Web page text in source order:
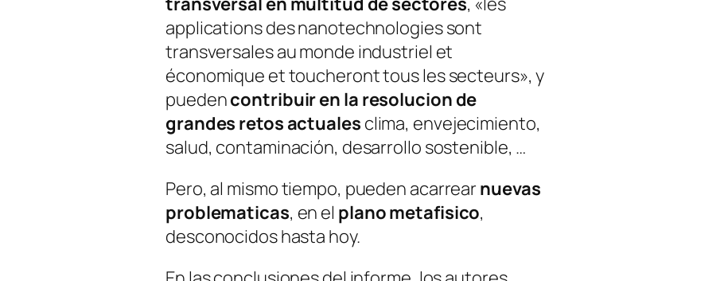
applications des nanotechnologies sont
transversales au monde industriel et
économique et toucheront tous les secteurs», y
puedencontribuir en la resolucion de
grandes retos actuales clima, envejecimiento,
salud, contaminación, desarrollo sostenible, …
Pero, al mismo tiempo, pueden acarrear nuevas
problematicas, en el plano metafisico,
desconocidos hasta hoy.